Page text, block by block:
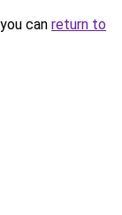
can return to